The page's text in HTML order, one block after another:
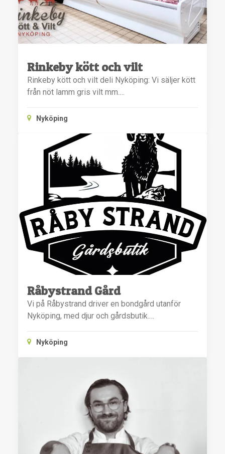
Rinkeby kött och vilt
Rinkeby kött och vilt deli Nyköping: Vi säljer kött
från nöt lamm gris vilt mm.…
Nyköping
Råbystrand Gård
Vi på Råbystrand driver en bondgård utanför
Nyköping, med djur och gårdsbutik.…
Nyköping